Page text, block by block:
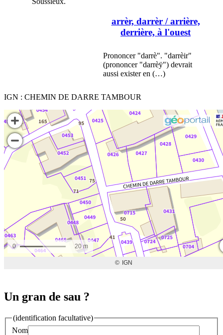
arrèr, darrèr/ arrière,
derrière, à l'ouest
Prononcer "darrè". "darrèir"
(prononcer "darrèÿ") devrait
aussi exister en (…)
IGN : CHEMIN DE DARRE TAMBOUR
Un gran de sau ?
(identification facultative)
Nom